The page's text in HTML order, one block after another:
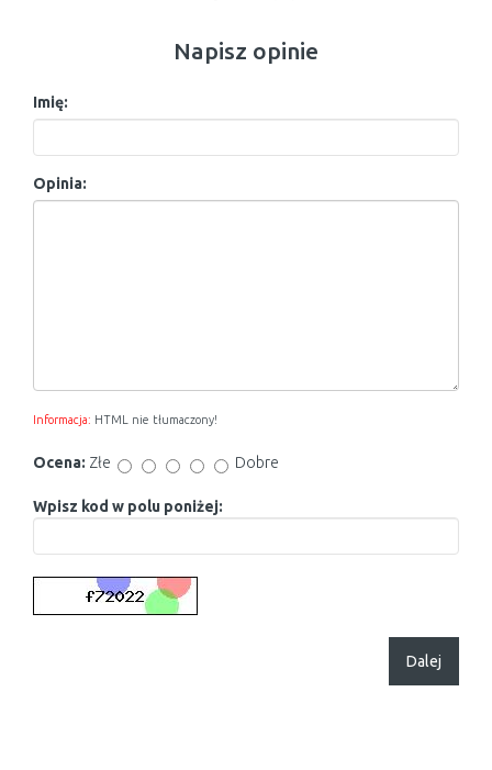
Napisz opinie
Imię:
Opinia:
Informacja: HTML nie tłumaczony!
Ocena: Złe Dobre
Wpisz kod w polu poniżej:
Dalej